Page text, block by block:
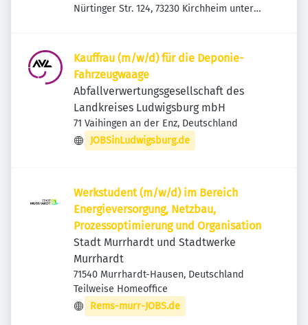
Nürtinger Str. 124, 73230 Kirchheim unter
Kauffrau (m/w/d) für die Deponie-
Fahrzeugwaage
Abfallverwertungsgesellschaft des
Landkreises Ludwigsburg mbH
71 Vaihingen an der Enz, Deutschland
JOBSinLudwigsburg.de
Werkstudent (m/w/d) im Bereich
Energieversorgung, Netzbau,
Prozessoptimierung und Organisation
Stadt Murrhardt und Stadtwerke
Murrhardt
71540 Murrhardt-Hausen, Deutschland
Teilweise Homeoffice
Rems-murr-JOBS.de